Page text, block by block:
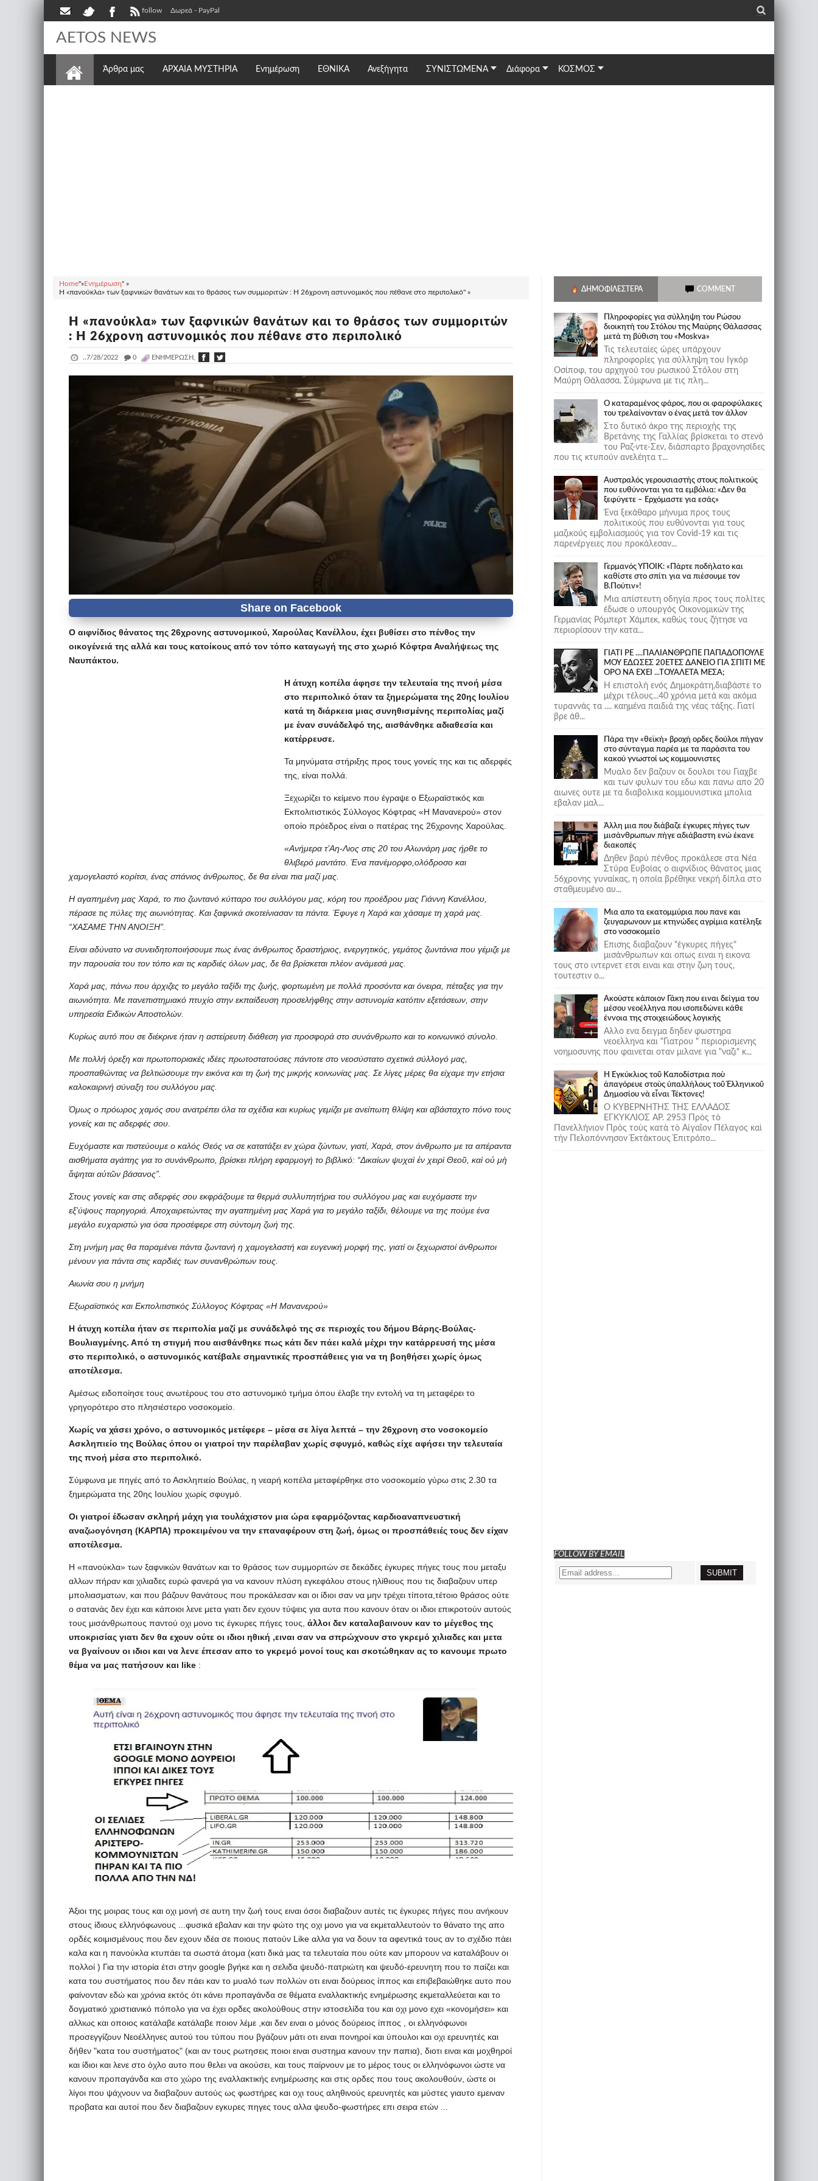
follow Δωρεά - PayPal _
AETOS NEWS
Άρθρα μας ΑΡΧΑΙΑ ΜΥΣΤΗΡΙΑ Ενημέρωση ΕΘΝΙΚΆ Ανεξήγητα ΣΥΝΙΣΤΩΜΕΝΑ Διάφορα ΚΟΣΜΟΣ
Home"»Ενημέρωση" »
Η «πανούκλα» των ξαφνικών θανάτων και το θράσος των συμμοριτών : Η 26χρονη αστυνομικός που πέθανε στο περιπολικό" »
Η «πανούκλα» των ξαφνικών θανάτων και το θράσος των συμμοριτών
: Η 26χρονη αστυνομικός που πέθανε στο περιπολικό
..7/28/2022 _ 0 ΕΝΗΜΈΡΩΣΗ,
Ο αιφνίδιος θάνατος της 26χρονης αστυνομικού, Χαρούλας Κανέλλου, έχει βυθίσει στο πένθος την
οικογένειά της αλλά και τους κατοίκους από τον τόπο καταγωγή της στο χωριό Κόφτρα Αναλήψεως της
Ναυπάκτου.
Η άτυχη κοπέλα άφησε την τελευταία της πνοή μέσα
στο περιπολικό όταν τα ξημερώματα της 20ης Ιουλίου
κατά τη διάρκεια μιας συνηθισμένης περιπολίας μαζί
με έναν συνάδελφό της, αισθάνθηκε αδιαθεσία και
κατέρρευσε.
Τα μηνύματα στήριξης προς τους γονείς της και τις αδερφές
της, είναι πολλά.
Ξεχωρίζει το κείμενο που έγραψε ο Εξωραϊστικός και
Εκπολιτιστικός Σύλλογος Κόφτρας «Η Μανανερού» στον
οποίο πρόεδρος είναι ο πατέρας της 26χρονης Χαρούλας.
«Ανήμερα τ’Αη-Λιος στις 20 του Αλωνάρη μας ήρθε το
θλιβερό μαντάτο. Ένα πανέμορφο,ολόδροσο και
χαμογελαστό κορίτσι, ένας σπάνιος άνθρωπος, δε θα είναι πια μαζί μας.
Η αγαπημένη μας Χαρά, το πιο ζωντανό κύτταρο του συλλόγου μας, κόρη του προέδρου μας Γιάννη Κανέλλου,
πέρασε τις πύλες της αιωνιότητας. Και ξαφνικά σκοτείνιασαν τα πάντα. Έφυγε η Χαρά και χάσαμε τη χαρά μας.
“ΧΑΣΑΜΕ ΤΗΝ ΑΝΟΙΞΗ”.
Είναι αδύνατο να συνειδητοποιήσουμε πως ένας άνθρωπος δραστήριος, ενεργητικός, γεμάτος ζωντάνια που γέμιζε με
την παρουσία του τον τόπο και τις καρδιές όλων μας, δε θα βρίσκεται πλέον ανάμεσά μας.
Χαρά μας, πάνω που άρχιζες το μεγάλο ταξίδι της ζωής, φορτωμένη με πολλά προσόντα και όνειρα, πέταξες για την
αιωνιότητα. Με πανεπιστημιακό πτυχίο στην εκπαίδευση προσελήφθης στην αστυνομία κατόπιν εξετάσεων, στην
υπηρεσία Ειδικών Αποστολών.
Κυρίως αυτό που σε διέκρινε ήταν η αστείρευτη διάθεση για προσφορά στο συνάνθρωπο και το κοινωνικό σύνολο.
Με πολλή όρεξη και πρωτοποριακές ιδέες πρωτοστατούσες πάντοτε στο νεοσύστατο σχετικά σύλλογό μας,
προσπαθώντας να βελτιώσουμε την εικόνα και τη ζωή της μικρής κοινωνίας μας. Σε λίγες μέρες θα είχαμε την ετήσια
καλοκαιρινή σύναξη του συλλόγου μας.
Όμως ο πρόωρος χαμός σου ανατρέπει όλα τα σχέδια και κυρίως γεμίζει με ανείπωτη θλίψη και αβάσταχτο πόνο τους
γονείς και τις αδερφές σου.
Ευχόμαστε και πιστεύουμε ο καλός Θεός να σε κατατάξει εν χώρα ζώντων, γιατί, Χαρά, στον άνθρωπο με τα απέραντα
αισθήματα αγάπης για το συνάνθρωπο, βρίσκει πλήρη εφαρμογή το βιβλικό: “Δικαίων ψυχαὶ ἐν χειρὶ Θεοῦ, καὶ οὐ μὴ
ἅψηται αὐτῶν βάσανος”.
Στους γονείς και στις αδερφές σου εκφράζουμε τα θερμά συλλυπητήρια του συλλόγου μας και ευχόμαστε την
εξ’ύψους παρηγοριά. Αποχαιρετώντας την αγαπημένη μας Χαρά για το μεγάλο ταξίδι, θέλουμε να της πούμε ένα
μεγάλο ευχαριστώ για όσα προσέφερε στη σύντομη ζωή της.
Στη μνήμη μας θα παραμένει πάντα ζωντανή η χαμογελαστή και ευγενική μορφή της, γιατί οι ξεχωριστοί άνθρωποι
μένουν για πάντα στις καρδιές των συνανθρώπων τους.
Αιωνία σου η μνήμη
Εξωραϊστικός και Εκπολιτιστικός Σύλλογος Κόφτρας «Η Μανανερού»
Η άτυχη κοπέλα ήταν σε περιπολία μαζί με συνάδελφό της σε περιοχές του δήμου Βάρης-Βούλας-
Βουλιαγμένης. Από τη στιγμή που αισθάνθηκε πως κάτι δεν πάει καλά μέχρι την κατάρρευσή της μέσα
στο περιπολικό, ο αστυνομικός κατέβαλε σημαντικές προσπάθειες για να τη βοηθήσει χωρίς όμως
αποτέλεσμα.
Αμέσως ειδοποίησε τους ανωτέρους του στο αστυνομικό τμήμα όπου έλαβε την εντολή να τη μεταφέρει το
γρηγορότερο στο πλησιέστερο νοσοκομείο.
Χωρίς να χάσει χρόνο, ο αστυνομικός μετέφερε – μέσα σε λίγα λεπτά – την 26χρονη στο νοσοκομείο
Ασκληπιείο της Βούλας όπου οι γιατροί την παρέλαβαν χωρίς σφυγμό, καθώς είχε αφήσει την τελευταία
της πνοή μέσα στο περιπολικό.
Σύμφωνα με πηγές από το Ασκληπιείο Βούλας, η νεαρή κοπέλα μεταφέρθηκε στο νοσοκομείο γύρω στις 2.30 τα
ξημερώματα της 20ης Ιουλίου χωρίς σφυγμό.
Οι γιατροί έδωσαν σκληρή μάχη για τουλάχιστον μια ώρα εφαρμόζοντας καρδιοαναπνευστική
αναζωογόνηση (ΚΑΡΠΑ) προκειμένου να την επαναφέρουν στη ζωή, όμως οι προσπάθειές τους δεν είχαν
αποτέλεσμα.
Η «πανούκλα» των ξαφνικών θανάτων και το θράσος των συμμοριτών σε δεκάδες έγκυρες πήγες τους που μεταξυ
αλλων πήραν και χιλιαδες ευρώ φανερά για να κανουν πλύση εγκεφάλου στους ηλίθιους που τις διαβαζουν υπερ
μπολιασματων, και που βάζουν θανάτους που προκάλεσαν και οι ίδιοι σαν να μην τρέχει τίποτα,τέτοιο θράσος ούτε
ο σατανάς δεν έχει και κάποιοι λενε μετα γιατι δεν εχουν τύψεις για αυτα που κανουν όταν οι ιδιοι επικροτούν αυτούς
τους μισάνθρωπους παντού οχι μονο τις έγκυρες πήγες τους, άλλοι δεν καταλαβαινουν καν το μέγεθος της
υποκρισίας γιατι δεν θα εχουν ούτε οι ιδιοι ηθική ,ειναι σαν να σπρώχνουν στο γκρεμό χιλιαδες και μετα
να βγαίνουν οι ιδιοι και να λενε έπεσαν απο το γκρεμό μονοί τους και σκοτώθηκαν ας το κανουμε πρωτο
θέμα να μας πατήσουν και like :
Άξιοι της μοιρας τους και οχι μονή σε αυτη την ζωή τους ειναι όσοι διαβαζουν αυτές τις έγκυρες πήγες που ανήκουν
στους ίδιους ελληνόφωνους ...φυσικά εβαλαν και την φώτο της οχι μονο για να εκμεταλλευτούν το θάνατο της απο
ορδές κοιμισμένους που δεν εχουν ιδέα σε ποιους πατούν Like αλλα για να δουν τα αφεντικά τους αν το σχέδιο πάει
καλα και η πανούκλα κτυπάει τα σωστά άτομα (κατι δικά μας τα τελευταία που ούτε καν μπορουν να καταλάβουν οι
πολλοί ) Για την ιστορία έτσι στην google βγήκε και η σελιδα ψευδό-πατριώτη και ψευδό-ερευνητη που το παίζει και
κατα του συστήματος που δεν πάει καν το μυαλό των πολλών οτι ειναι δούρειος ίππος και επιβεβαιώθηκε αυτο που
φαίνονταν εδώ και χρόνια εκτός ότι κάνει προπαγάνδα σε θέματα εναλλακτικής ενημέρωσης εκμεταλλεύεται και το
δογματικό χριστιανικό πόπολο για να έχει ορδες ακολούθους στην ιστοσελίδα του και οχι μονο εχει «κονομήσει» και
αλλιως και οποιος κατάλαβε κατάλαβε ποιον λέμε ,και δεν ειναι ο μόνος δούρειος ίππος , οι ελληνόφωνοι
προσεγγίζουν Νεοέλληνες αυτού του τύπου που βγάζουν μάτι οτι ειναι πονηροί και ύπουλοι και οχι ερευνητές και
δήθεν "κατα του συστήματος" (και αν τους ρωτησεις ποιοι ειναι συστημα κανουν την παπια), διοτι ειναι και μοχθηροί
και ίδιοι και λενε στο όχλο αυτο που θελει να ακούσει, και τους παίρνουν με το μέρος τους οι ελληνόφωνοι ώστε να
κανουν προπαγάνδα και στο χώρο της εναλλακτικής ενημέρωσης και στις ορδες που τους ακολουθούν, ώστε οι
λίγοι που ψάχνουν να διαβαζουν αυτούς ως φωστήρες και οχι τους αληθινούς ερευνητές και μύστες γιαυτο εμειναν
προβατα και αυτοί που δεν διαβαζουν εγκυρες πηγες τους αλλα ψευδο-φωστήρες επι σειρα ετών ...
ΔΗΜΟΦΙΛΈΣΤΕΡΑ COMMENT
Πληροφορίες για σύλληψη του Ρώσου
διοικητή του Στόλου της Mαύρης Θάλασσας
μετά τη βύθιση του «Moskva»
Τις τελευταίες ώρες υπάρχουν
πληροφορίες για σύλληψη του Ιγκόρ
Οσίποφ, του αρχηγού του ρωσικού Στόλου στη
Μαύρη Θάλασσα. Σύμφωνα με τις πλη...
Ο καταραμένος φάρος, που οι φαροφύλακες
του τρελαίνονταν ο ένας μετά τον άλλον
Στο δυτικό άκρο της περιοχής της
Βρετάνης της Γαλλίας βρίσκεται το στενό
του Ραζ-ντε-Σεν, διάσπαρτο βραχονησίδες
που τις κτυπούν ανελέητα τ...
Αυστραλός γερουσιαστής στους πολιτικούς
που ευθύνονται για τα εμβόλια: «Δεν θα
ξεφύγετε – Ερχόμαστε για εσάς»
Ένα ξεκάθαρο μήνυμα προς τους
πολιτικούς που ευθύνονται για τους
μαζικούς εμβολιασμούς για τον Covid-19 και τις
παρενέργειες που προκάλεσαν...
Γερμανός ΥΠΟΙΚ: «Πάρτε ποδήλατο και
καθίστε στο σπίτι για να πιέσουμε τον
Β.Πούτιν»!
Μια απίστευτη οδηγία προς τους πολίτες
έδωσε ο υπουργός Οικονομικών της
Γερμανίας Ρόμπερτ Χάμπεκ, καθώς τους ζήτησε να
περιορίσουν την κατα...
ΓΙΑΤΙ ΡΕ ....ΠΑΛΙΑΝΘΡΩΠΕ ΠΑΠΑΔΟΠΟΥΛΕ
ΜΟΥ ΕΔΩΣΕΣ 20ΕΤΕΣ ΔΑΝΕΙΟ ΓΙΑ ΣΠΙΤΙ ΜΕ
ΟΡΟ ΝΑ ΕΧΕΙ ...ΤΟΥΑΛΕΤΑ ΜΕΣΑ;
Η επιστολή ενός Δημοκράτη,διαβάστε το
μέχρι τέλους...40 χρόνια μετά και ακόμα
τυραννάς τα .... καημένα παιδιά της νέας τάξης. Γιατί
βρε άθ...
Πάρα την «θεϊκή» βροχή ορδες δούλοι πήγαν
στο σύνταγμα παρέα με τα παράσιτα του
κακού γνωστοί ως κομμουνιστες
Μυαλο δεν βαζουν οι δουλοι του Γιαχβε
και των φυλων του εδω και πανω απο 20
αιωνες ουτε με τα διαβολικα κομμουνιστικα μπολια
εβαλαν μαλ...
Άλλη μια που διάβαζε έγκυρες πήγες των
μισάνθρωπων πήγε αδιάβαστη ενώ έκανε
διακοπές
Δηθεν βαρύ πένθος προκάλεσε στα Νέα
Στύρα Ευβοίας ο αιφνίδιος θάνατος μιας
56χρονης γυναίκας, η οποία βρέθηκε νεκρή δίπλα στο
σταθμευμένο αυ...
Μια απο τα εκατομμύρια που πανε και
ζευγαρωνουν με κτηνώδες αγρίμια κατέληξε
στο νοσοκομείο
Επισης διαβαζουν "έγκυρες πήγες"
μισάνθρωπων και οπως ειναι η εικονα
τους στο ιντερνετ ετσι ειναι και στην ζωη τους,
τουτεστιν ο...
Ακούστε κάποιον Γάκη που ειναι δείγμα του
μέσου νεοέλληνα που ισοπεδώνει κάθε
έννοια της στοιχειώδους λογικής
Αλλο ενα δειγμα δηδεν φωστηρα
νεοελληνα και "Γιατρου " περιορισμενης
νοημοσυνης που φαινεται οταν μιλανε για "ναζι" κ...
Ἡ Ἐγκύκλιος τοῦ Καποδίστρια ποὺ
ἀπαγόρευε στοὺς ὑπαλλήλους τοῦ Ἑλληνικοῦ
Δημοσίου νὰ εἶναι Τέκτονες!
Ο ΚΥΒΕΡΝΗΤΗΣ ΤΗΣ ΕΛΛΑΔΟΣ
ΕΓΚΥΚΛΙΟΣ ΑΡ. 2953 Πρὸς τὸ
Πανελλήνιον Πρὸς τοὺς κατὰ τὸ Αἰγαῖον Πέλαγος καὶ
τὴν Πελοπόννησον Ἐκτάκτους Ἐπιτρόπο...
FOLLOW BY EMAIL